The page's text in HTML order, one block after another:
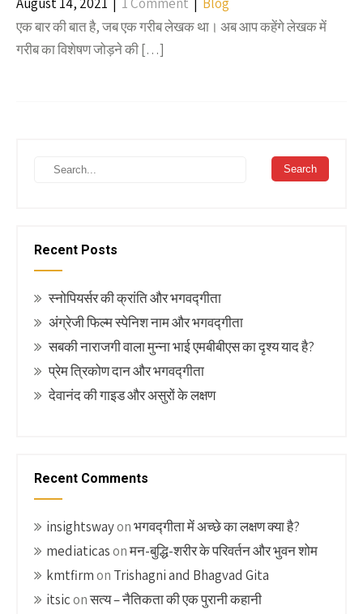
एक बार की बात है, जब एक गरीब लेखक था। अब आप कहेंगे लेखक में
गरीब का विशेषण जोड़ने की […]
Recent Posts
स्नोपियर्सर की क्रांति और भगवद्गीता
अंग्रेजी फिल्म स्पेनिश नाम और भगवद्गीता
सबकी नाराजगी वाला मुन्ना भाई एमबीबीएस का दृश्य याद है?
प्रेम त्रिकोण दान और भगवद्गीता
देवानंद की गाइड और असुरों के लक्षण
Recent Comments
insightswayonभगवद्गीता में अच्छे का लक्षण क्या है?
mediaticasonमन-बुद्धि-शरीर के परिवर्तन और भुवन शोम
kmtfirmon Trishagni and Bhagvad Gita
itsiconसत्य – नैतिकता की एक पुरानी कहानी